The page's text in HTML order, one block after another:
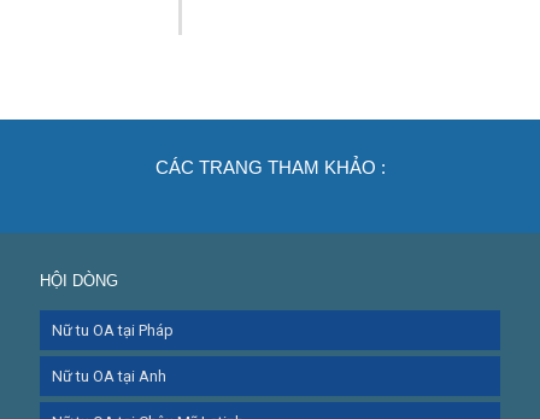
CÁC TRANG THAM KHẢO :
HỘI DÒNG
Nữ tu OA tại Pháp
Nữ tu OA tại Anh